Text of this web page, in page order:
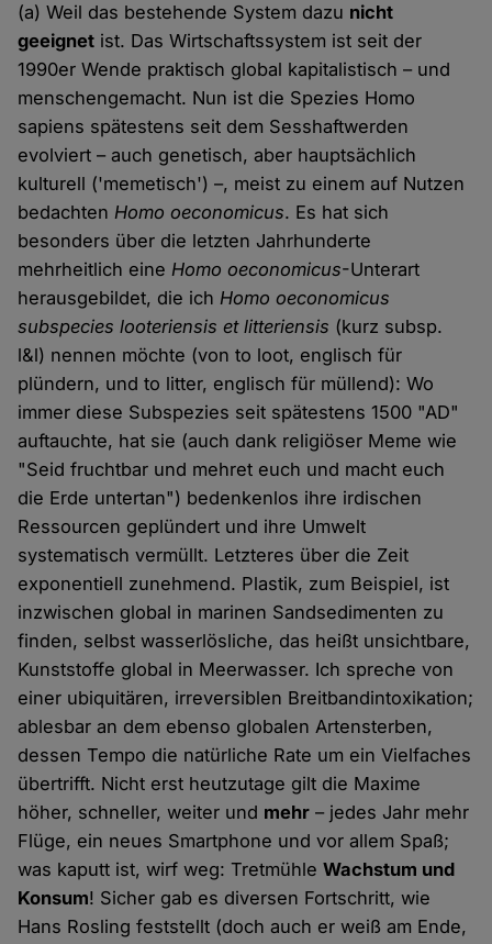
(a) Weil das bestehende System dazu nicht
geeignet ist. Das Wirtschaftssystem ist seit der
1990er Wende praktisch global kapitalistisch – und
menschengemacht. Nun ist die Spezies Homo
sapiens spätestens seit dem Sesshaftwerden
evolviert – auch genetisch, aber hauptsächlich
kulturell ('memetisch') –, meist zu einem auf Nutzen
bedachtenHomo oeconomicus. Es hat sich
besonders über die letzten Jahrhunderte
mehrheitlich eineHomo oeconomicus-Unterart
herausgebildet, die ichHomo oeconomicus
subspecies looteriensis et litteriensis (kurz subsp.
l&l) nennen möchte (von to loot, englisch für
plündern, und to litter, englisch für müllend): Wo
immer diese Subspezies seit spätestens 1500 "AD"
auftauchte, hat sie (auch dank religiöser Meme wie
"Seid fruchtbar und mehret euch und macht euch
die Erde untertan") bedenkenlos ihre irdischen
Ressourcen geplündert und ihre Umwelt
systematisch vermüllt. Letzteres über die Zeit
exponentiell zunehmend. Plastik, zum Beispiel, ist
inzwischen global in marinen Sandsedimenten zu
finden, selbst wasserlösliche, das heißt unsichtbare,
Kunststoffe global in Meerwasser. Ich spreche von
einer ubiquitären, irreversiblen Breitbandintoxikation;
ablesbar an dem ebenso globalen Artensterben,
dessen Tempo die natürliche Rate um ein Vielfaches
übertrifft. Nicht erst heutzutage gilt die Maxime
höher, schneller, weiter und mehr – jedes Jahr mehr
Flüge, ein neues Smartphone und vor allem Spaß;
was kaputt ist, wirf weg: TretmühleWachstum und
Konsum! Sicher gab es diversen Fortschritt, wie
Hans Rosling feststellt (doch auch er weiß am Ende,